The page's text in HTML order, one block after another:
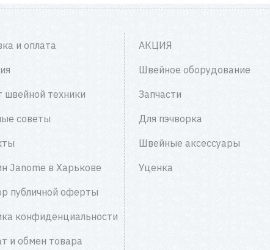
и оплата
швейной техники
советы
Janome в Харькове
публичной оферты
конфиденциальности
и обмен товара
АКЦИЯ
Швейное оборудование
Запчасти
Для пэчворка
Швейные аксессуары
Уценка